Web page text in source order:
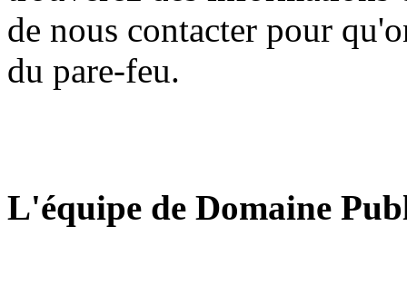
de nous contacter pour
du pare-feu.
L'équipe de Domaine